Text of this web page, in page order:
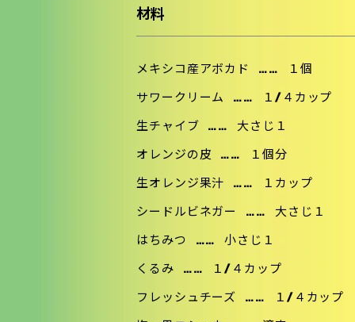
材料
メキシコ産アボカド …… １個
サワークリーム …… １/４カップ
生チャイブ …… 大さじ１
オレンジの皮 …… １個分
生オレンジ果汁 …… １カップ
シードルビネガー …… 大さじ１
はちみつ …… 小さじ１
くるみ …… １/４カップ
フレッシュチーズ …… １/４カップ